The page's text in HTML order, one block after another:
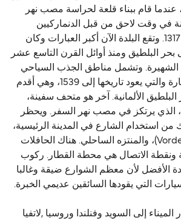
عندما قام ببناء قلعة لحراسة مصب نهر
في وقت لاحق من قبل الدنماركيين
وأصبحت المدينة في 1317. وتقع البلدة الآن أكبر العبارات وكان
بحر البلطيق ومنذ أوائل القرن التاسع عشر
الشهيرة. وتشمل مناطق الجذب السياحي
الشهيرة في بلدة المنارة والتي يعود تاريخها إلى 1539، وهي أقدم
الألمانية. آخر هو متحف سفينة،
الذي يرتكز في مصب نهر السفر. ويحظر
استخدام الشارع في المدينة الرئيسية،
فورديريفين (Vorderreifen)، والمنتزه الساحلي. هناك الحافلات
ونقطة الاتصال هي محطة القطار. ركوب
الأفضل لأن معظم الشوارع ضيقة وغالبا
التي يقودها السائقين عديمي الخبرة.
إلى السويد وفنلندا وروسيا ,لاتفيا